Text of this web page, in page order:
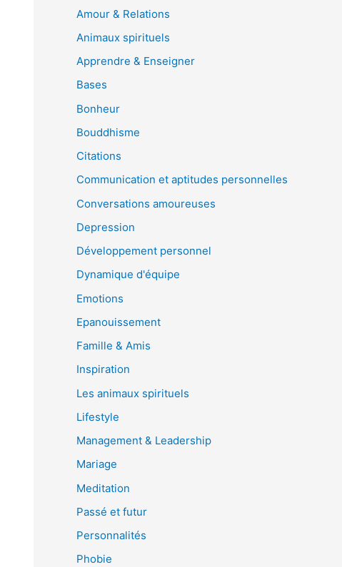
Amour & Relations
Animaux spirituels
Apprendre & Enseigner
Bases
Bonheur
Bouddhisme
Citations
Communication et aptitudes personnelles
Conversations amoureuses
Depression
Développement personnel
Dynamique d'équipe
Emotions
Epanouissement
Famille & Amis
Inspiration
Les animaux spirituels
Lifestyle
Management & Leadership
Mariage
Meditation
Passé et futur
Personnalités
Phobie